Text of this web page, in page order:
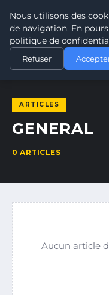
SARBACANE
FRANCE
L'ART DU TIR À LA SARBACANE
ACCUEIL GENERAL
ARTICLES
GENERAL
0 ARTICLES
Aucun article
Nous utilisons des
de navigation. En
politique de
Refuser